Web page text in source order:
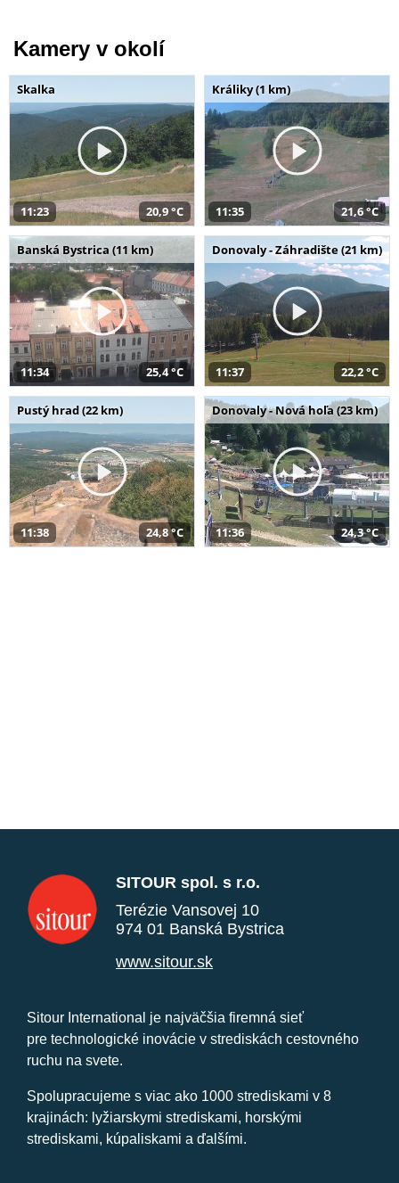
Kamery v okolí
Skalka
11:23 20,9 °C
Králiky (1 km)
11:35 21,6 °C
Banská Bystrica (11 km)
11:34 25,4 °C
Donovaly - Záhradište (21 km)
11:37 22,2 °C
Pustý hrad (22 km)
11:38 24,8 °C
Donovaly - Nová hoľa (23 km)
11:36 24,3 °C
SITOUR spol. s r.o.
Terézie Vansovej 10
974 01 Banská Bystrica
www.sitour.sk
Sitour International je najväčšia firemná sieť
pre technologické inovácie v strediskách cestovného
ruchu na svete.
Spolupracujeme s viac ako 1000 strediskami v 8
krajinách: lyžiarskymi strediskami, horskými
strediskami, kúpaliskami a ďalšími.